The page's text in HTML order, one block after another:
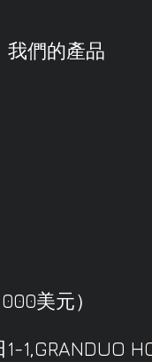
我們的產品
美元）